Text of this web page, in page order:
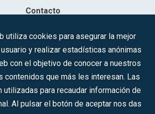
Contacto
Estatal para la Gestión de la Innovación y las
Turísticas, S.A.M.P.
Madrid, T, 12593, Se. 8, F. 129, H. 201.307.
C.I.F.: A-81/874.984
Síguenos en redes sociales:
utiliza cookies para asegurar la mejor
y realizar estadísticas anónimas
con el objetivo de conocer a nuestros
contenidos que más les interesan. Las
utilizadas para recaudar información de
Al pulsar el botón de aceptar nos das